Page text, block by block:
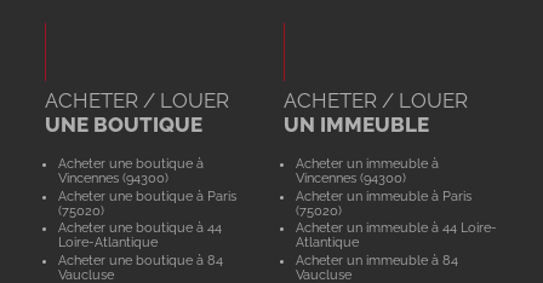
ACHETER / LOUER
UNE BOUTIQUE
Acheter une boutique à
Vincennes (94300)
Acheter une boutique à Paris
(75020)
Acheter une boutique à 44
Loire-Atlantique
Acheter une boutique à 84
Vaucluse
ACHETER / LOUER
UN IMMEUBLE
Acheter un immeuble à
Vincennes (94300)
Acheter un immeuble à Paris
(75020)
Acheter un immeuble à 44 Loire-
Atlantique
Acheter un immeuble à 84
Vaucluse